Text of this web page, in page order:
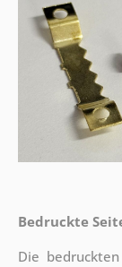
Bedruckte
Die